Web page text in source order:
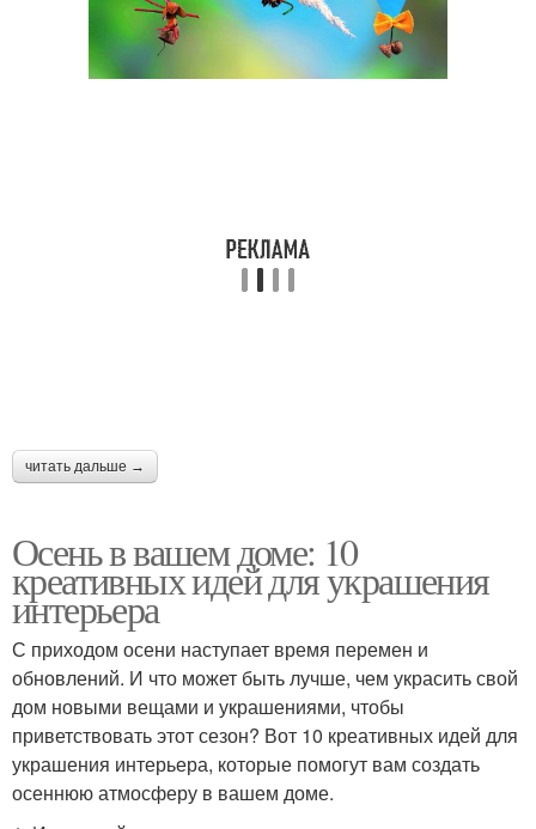
читать дальше →
Осень в вашем доме: 10
креативных идей для украшения
интерьера
С приходом осени наступает время перемен и
обновлений. И что может быть лучше, чем украсить свой
дом новыми вещами и украшениями, чтобы
приветствовать этот сезон? Вот 10 креативных идей для
украшения интерьера, которые помогут вам создать
осеннюю атмосферу в вашем доме.